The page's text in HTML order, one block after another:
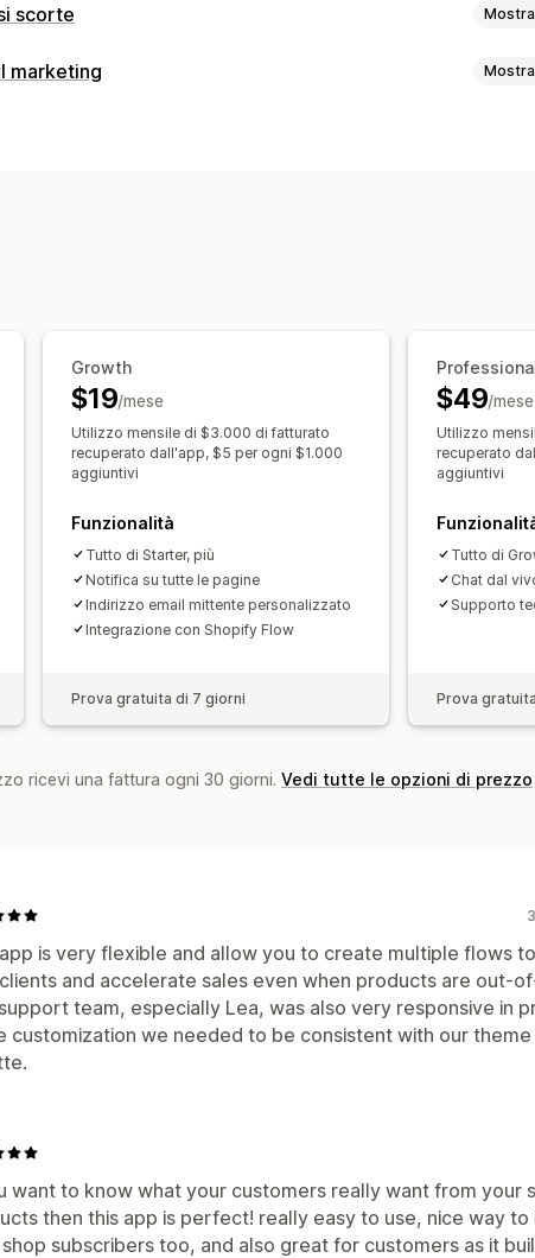
scorte
marketing
Editor
Localizzazione
ed esportazione
Elenco di acquisizione via email
Aggiunta di tag Reportistica Analisi
Growth
$19/mese
Utilizzo mensile di $3.000 di fatturato
recuperato dall'app, $5 per ogni $1.000
aggiuntivi
Funzionalità
Tutto di Starter, più
Notifica su tutte le pagine
Indirizzo email mittente personalizzato
Integrazione con Shopify Flow
Prova gratuita di 7 giorni
$49/mese
Utilizzo
recuperato
aggiuntivi
Tutto di
Chat dal
Supporto
Prova
ricevi una fattura ogni 30 giorni. Vedi tutte le opzioni di prezzo
is very flexible and allow you to create multiple flows
and accelerate sales even when products are out-
team, especially Lea, was also very responsive in
customization we needed to be consistent with our
want to know what your customers really want from your
then this app is perfect! really easy to use, nice way to
subscribers too, and also great for customers as it